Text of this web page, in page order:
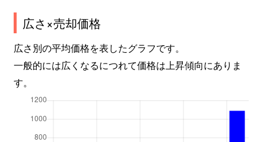
広さ×売却価格
広さ別の平均価格を表したグラフです。
一般的には広くなるにつれて価格は上昇傾向にありま
す。